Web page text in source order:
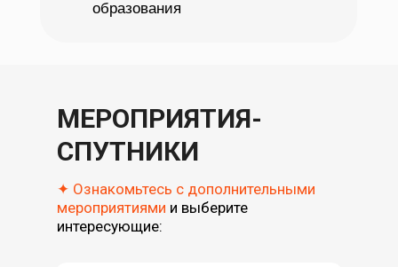
образования
✦ Ознакомьтесь с дополнительными
мероприятиями и выберите
интересующие:
МЕРОПРИЯТИЯ-
СПУТНИКИ